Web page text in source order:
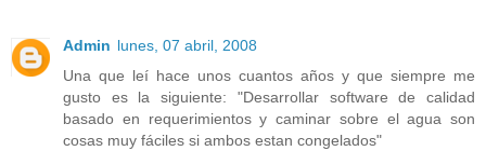
Admin lunes, 07 abril, 2008
Una que leí hace unos cuantos años y que siempre me
gusto es la siguiente: "Desarrollar software de calidad
basado en requerimientos y caminar sobre el agua son
cosas muy fáciles si ambos estan congelados"